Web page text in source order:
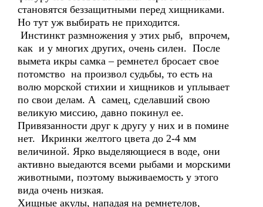
становятся беззащитными перед хищниками.
Но тут уж выбирать не приходится.
Инстинкт размножения у этих рыб, впрочем,
как и у многих других, очень силен. После
вымета икры самка – ремнетел бросает свое
потомство на произвол судьбы, то есть на
волю морской стихии и хищников и уплывает
по свои делам. А самец, сделавший свою
великую миссию, давно покинул ее.
Привязанности друг к другу у них и в помине
нет. Икринки желтого цвета до 2-4 мм
величиной. Ярко выделяющиеся в воде, они
активно выедаются всеми рыбами и морскими
животными, поэтому выживаемость у этого
вида очень низкая.
Хищные акулы, нападая на ремнетелов,